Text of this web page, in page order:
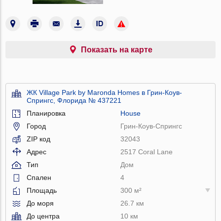
Показать на карте
ЖК Village Park by Maronda Homes в Грин-Коув-
Спрингс, Флорида № 437221
Планировка
House
Город
Грин-Коув-Спрингс
ZIP код
32043
Адрес
2517 Coral Lane
Тип
Дом
Спален
4
Площадь
300 м²
До моря
26.7 км
До центра
10 км